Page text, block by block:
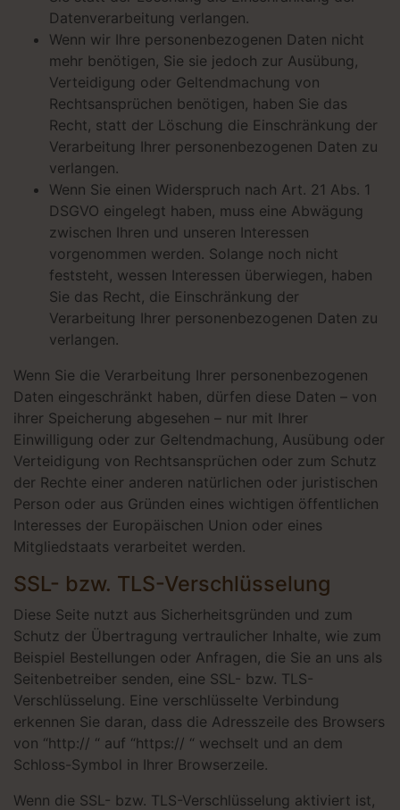
Datenverarbeitung verlangen.
Wenn wir Ihre personenbezogenen Daten nicht
mehr benötigen, Sie sie jedoch zur Ausübung,
Verteidigung oder Geltendmachung von
Rechtsansprüchen benötigen, haben Sie das
Recht, statt der Löschung die Einschränkung der
Verarbeitung Ihrer personenbezogenen Daten zu
verlangen.
Wenn Sie einen Widerspruch nach Art. 21 Abs. 1
DSGVO eingelegt haben, muss eine Abwägung
zwischen Ihren und unseren Interessen
vorgenommen werden. Solange noch nicht
feststeht, wessen Interessen überwiegen, haben
Sie das Recht, die Einschränkung der
Verarbeitung Ihrer personenbezogenen Daten zu
verlangen.
Wenn Sie die Verarbeitung Ihrer personenbezogenen
Daten eingeschränkt haben, dürfen diese Daten – von
ihrer Speicherung abgesehen – nur mit Ihrer
Einwilligung oder zur Geltendmachung, Ausübung oder
Verteidigung von Rechtsansprüchen oder zum Schutz
der Rechte einer anderen natürlichen oder juristischen
Person oder aus Gründen eines wichtigen öffentlichen
Interesses der Europäischen Union oder eines
Mitgliedstaats verarbeitet werden.
SSL- bzw. TLS-Verschlüsselung
Diese Seite nutzt aus Sicherheitsgründen und zum
Schutz der Übertragung vertraulicher Inhalte, wie zum
Beispiel Bestellungen oder Anfragen, die Sie an uns als
Seitenbetreiber senden, eine SSL- bzw. TLS-
Verschlüsselung. Eine verschlüsselte Verbindung
erkennen Sie daran, dass die Adresszeile des Browsers
von “http:// “ auf “https:// “ wechselt und an dem
Schloss-Symbol in Ihrer Browserzeile.
Wenn die SSL- bzw. TLS-Verschlüsselung aktiviert ist,